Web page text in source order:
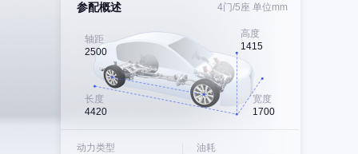
参配概述 4门/5座 单位mm
轴距
2500
高度
1415
长度
4420
宽度
1700
动力类型 油耗